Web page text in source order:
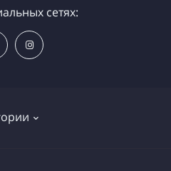
сетях: